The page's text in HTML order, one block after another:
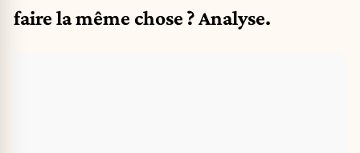
faire la même chose ? Analyse.